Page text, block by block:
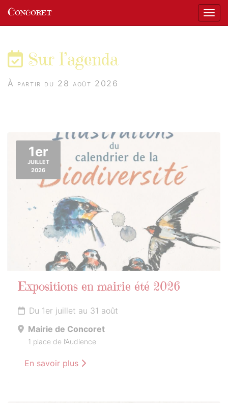
Concoret
Sur l’agenda
À partir du 28 août 2026
1er
JUILLET
2026
Expositions en mairie été 2026
Du 1er juillet au 31 août
Mairie de Concoret
1 place de l’Audience
En savoir plus
Panneau de gestion des cookies